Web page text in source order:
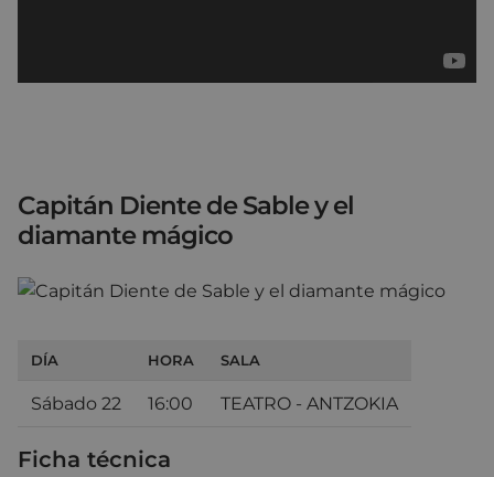
Capitán Diente de Sable y el
diamante mágico
DÍA HORA SALA
Sábado 22 16:00 TEATRO - ANTZOKIA
Ficha técnica